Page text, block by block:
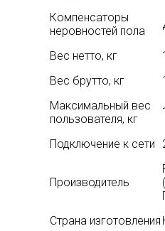
Компенсаторы
неровностей пола
Вес нетто, кг
Вес брутто, кг
Максимальный вес
пользователя, кг
Подключение к сети
Производитель
Страна изготовления